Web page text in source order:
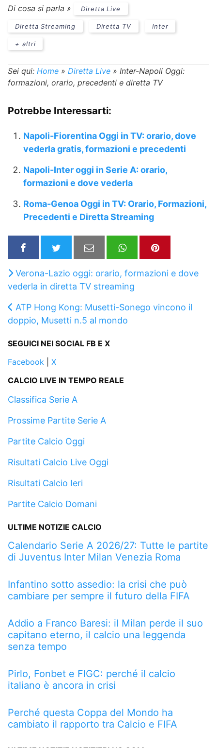
Di cosa si parla » Diretta Live
Diretta Streaming Diretta TV Inter
+ altri
Sei qui: Home » Diretta Live » Inter-Napoli Oggi:
formazioni, orario, precedenti e diretta TV
Potrebbe Interessarti:
Napoli-Fiorentina Oggi in TV: orario, dove
vederla gratis, formazioni e precedenti
Napoli-Inter oggi in Serie A: orario,
formazioni e dove vederla
Roma-Genoa Oggi in TV: Orario, Formazioni,
Precedenti e Diretta Streaming
Verona-Lazio oggi: orario, formazioni e dove
vederla in diretta TV streaming
ATP Hong Kong: Musetti-Sonego vincono il
doppio, Musetti n.5 al mondo
SEGUICI NEI SOCIAL FB E X
Facebook
X
CALCIO LIVE IN TEMPO REALE
Classifica Serie A
Prossime Partite Serie A
Partite Calcio Oggi
Risultati Calcio Live Oggi
Risultati Calcio Ieri
Partite Calcio Domani
ULTIME NOTIZIE CALCIO
Calendario Serie A 2026/27: Tutte le partite
di Juventus Inter Milan Venezia Roma
Infantino sotto assedio: la crisi che può
cambiare per sempre il futuro della FIFA
Addio a Franco Baresi: il Milan perde il suo
capitano eterno, il calcio una leggenda
senza tempo
Pirlo, Fonbet e FIGC: perché il calcio
italiano è ancora in crisi
Perché questa Coppa del Mondo ha
cambiato il rapporto tra Calcio e FIFA